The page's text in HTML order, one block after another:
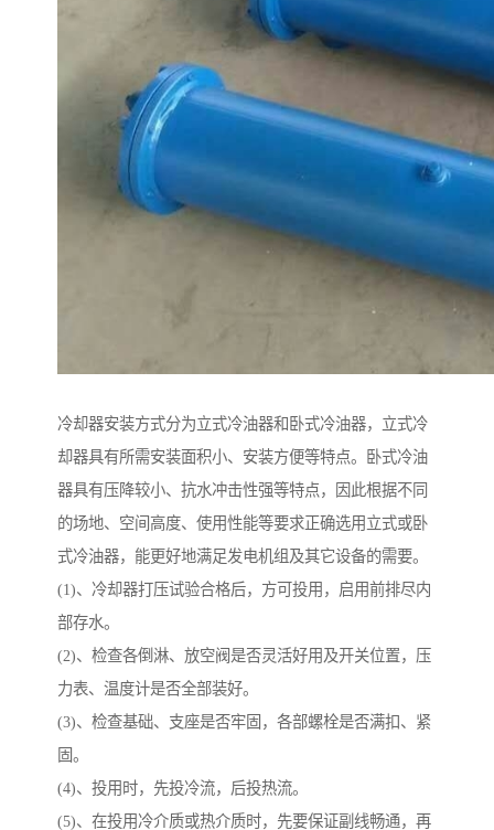
冷却器安装方式分为立式冷油器和卧式冷油器，立式冷
却器具有所需安装面积小、安装方便等特点。卧式冷油
器具有压降较小、抗水冲击性强等特点，因此根据不同
的场地、空间高度、使用性能等要求正确选用立式或卧
式冷油器，能更好地满足发电机组及其它设备的需要。
(1)、冷却器打压试验合格后，方可投用，启用前排尽内
部存水。
(2)、检查各倒淋、放空阀是否灵活好用及开关位置，压
力表、温度计是否全部装好。
(3)、检查基础、支座是否牢固，各部螺栓是否满扣、紧
固。
(4)、投用时，先投冷流，后投热流。
(5)、在投用冷介质或热介质时，先要保证副线畅通，再